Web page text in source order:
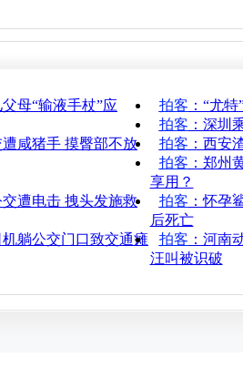
父母“输液手杖”应
拍客 ：“尤
拍客 ：深圳
遭咸猪手 摸臀部不放
拍客 ：西安
拍客 ：郑州
享用？
交遭电击 拽头发施救 拍客 ：怀孕
后死亡
机躺公交门口致交通瘫
拍客 ：河南
汪叫被识破